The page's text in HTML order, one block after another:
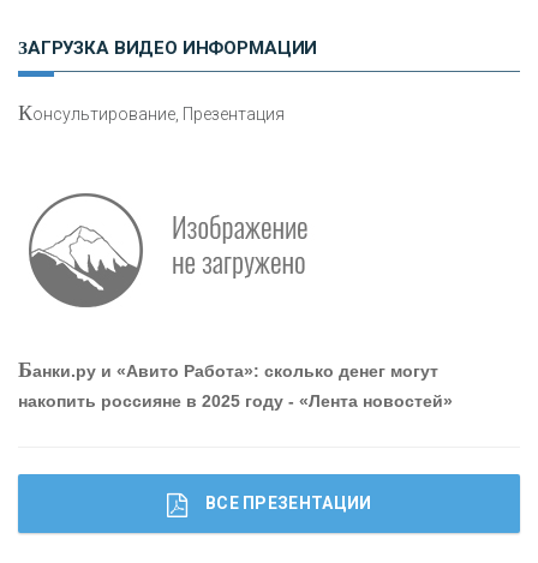
Работа мечты. Что банки делают для того, чтобы
привлечь и удержать персонал - «Интервью»
ЗАГРУЗКА ВИДЕО ИНФОРМАЦИИ
Консультирование, Презентация
Банки.ру и «Авито Работа»: сколько денег могут
накопить россияне в 2025 году - «Лента новостей»
ВСЕ ПРЕЗЕНТАЦИИ